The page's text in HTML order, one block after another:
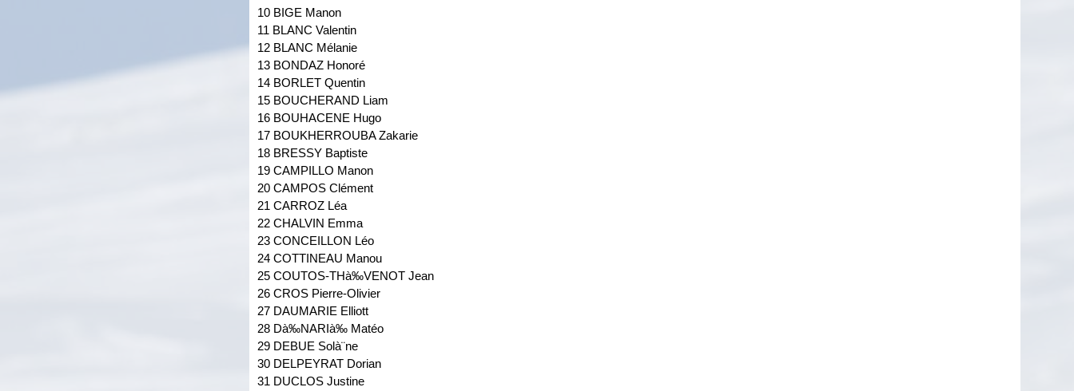
10 BIGE Manon
11 BLANC Valentin
12 BLANC Mélanie
13 BONDAZ Honoré
14 BORLET Quentin
15 BOUCHERAND Liam
16 BOUHACENE Hugo
17 BOUKHERROUBA Zakarie
18 BRESSY Baptiste
19 CAMPILLO Manon
20 CAMPOS Clément
21 CARROZ Léa
22 CHALVIN Emma
23 CONCEILLON Léo
24 COTTINEAU Manou
25 COUTOS-THà‰VENOT Jean
26 CROS Pierre-Olivier
27 DAUMARIE Elliott
28 Dà‰NARIà‰ Matéo
29 DEBUE Solà¨ne
30 DELPEYRAT Dorian
31 DUCLOS Justine